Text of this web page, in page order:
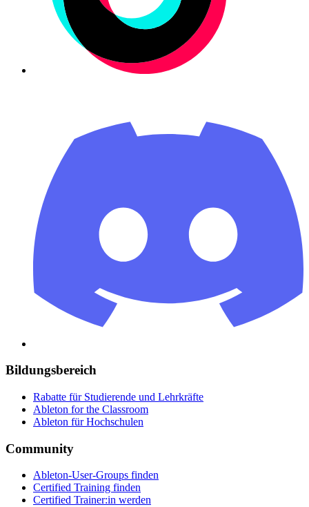
Bildungsbereich
Rabatte für Studierende und Lehrkräfte
Ableton for the Classroom
Ableton für Hochschulen
Community
Ableton-User-Groups finden
Certified Training finden
Certified Trainer:in werden